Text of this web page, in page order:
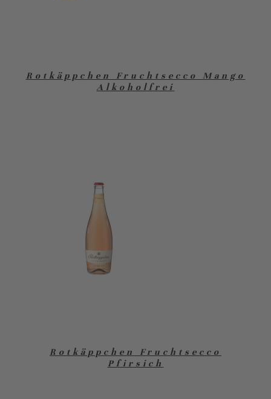
Rotkäppchen Fruchtsecco Mango
Alkoholfrei
Rotkäppchen Fruchtsecco
Pfirsich